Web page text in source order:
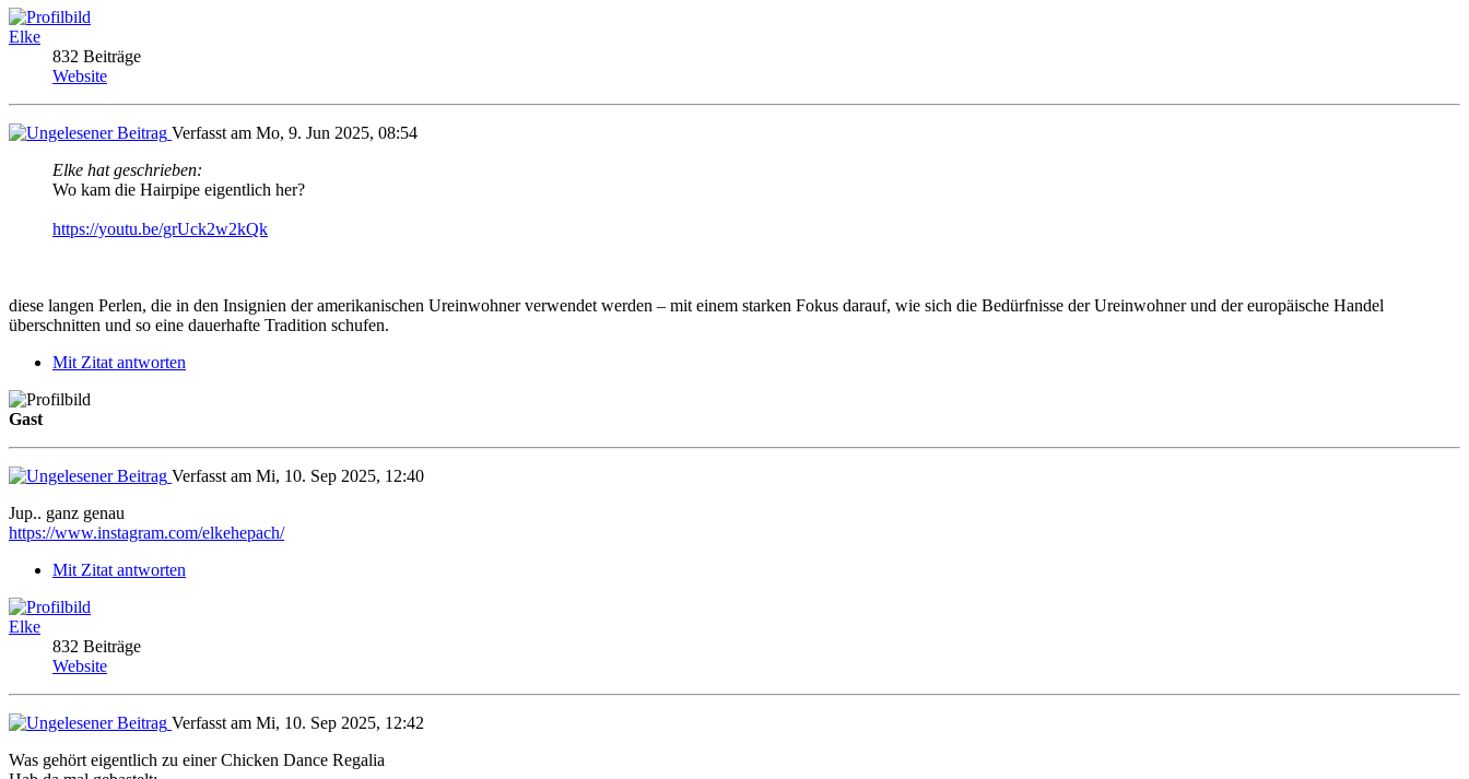
Elke
832 Beiträge
Website
Verfasst am Mo, 9. Jun 2025, 08:54
Elke hat geschrieben:
Wo kam die Hairpipe eigentlich her?
https://youtu.be/grUck2w2kQk
diese langen Perlen, die in den Insignien der amerikanischen Ureinwohner verwendet werden – mit einem starken Fokus darauf, wie sich die Bedürfnisse der Ureinwohner und der europäische Handel
überschnitten und so eine dauerhafte Tradition schufen.
Mit Zitat antworten
Gast
Verfasst am Mi, 10. Sep 2025, 12:40
Jup.. ganz genau
https://www.instagram.com/elkehepach/
Mit Zitat antworten
Elke
832 Beiträge
Website
Verfasst am Mi, 10. Sep 2025, 12:42
Was gehört eigentlich zu einer Chicken Dance Regalia